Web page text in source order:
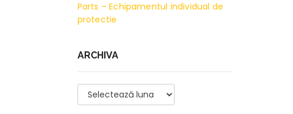
Parts – Echipamentul individual de
protectie
ARCHIVA
Archiva